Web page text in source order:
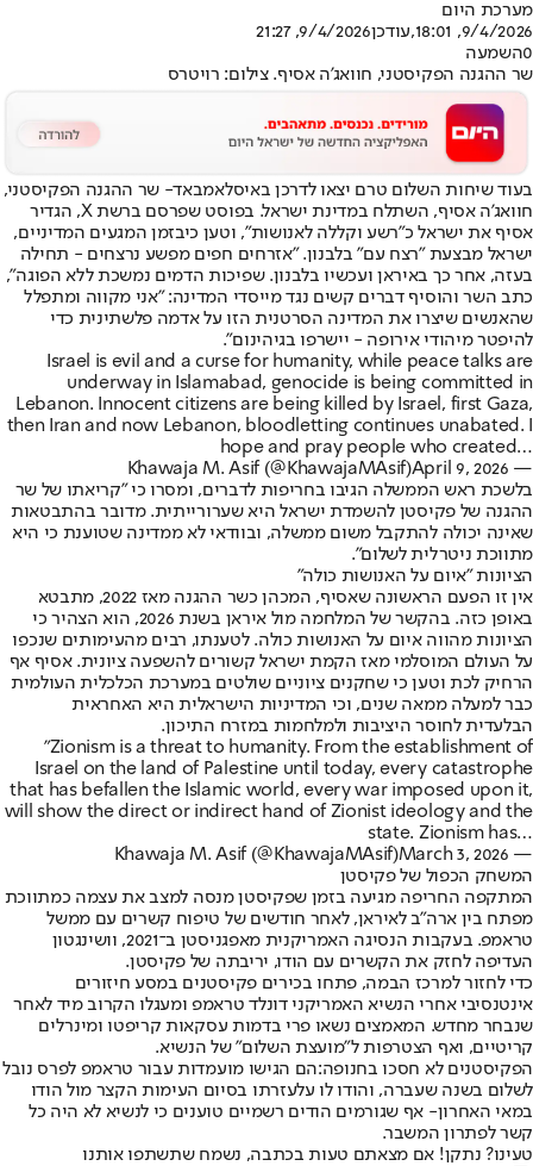
מערכת היום
9/4/2026, 18:01
,עודכן9/4/2026, 21:27
0השמעה
שר ההגנה הפקיסטני, חוואג'ה אסיף. צילום: רויטרס
בעוד שיחות השלום טרם יצאו לדרכן באיסלאמבאד- שר ההגנה הפקיסטני,
חוואג'ה אסיף, השתלח במדינת ישראל. בפוסט שפרסם ברשת X, הגדיר
אסיף את ישראל כ"רשע וקללה לאנושות", וטען כיבזמן המגעים המדיניים,
ישראל מבצעת "רצח עם" בלבנון. "אזרחים חפים מפשע נרצחים - תחילה
בעזה, אחר כך באיראן ועכשיו בלבנון. שפיכות הדמים נמשכת ללא הפוגה",
כתב השר והוסיף דברים קשים נגד מייסדי המדינה: "אני מקווה ומתפלל
שהאנשים שיצרו את המדינה הסרטנית הזו על אדמה פלשתינית כדי
להיפטר מיהודי אירופה - יישרפו בגיהינום".
Israel is evil and a curse for humanity, while peace talks are
underway in Islamabad, genocide is being committed in
Lebanon. Innocent citizens are being killed by Israel, first Gaza,
then Iran and now Lebanon, bloodletting continues unabated. I
hope and pray people who created…
— Khawaja M. Asif (@KhawajaMAsif)
April 9, 2026
בלשכת ראש הממשלה הגיבו בחריפות לדברים, ומסרו כי "קריאתו של שר
ההגנה של פקיסטן להשמדת ישראל היא שערורייתית. מדובר בהתבטאות
שאינה יכולה להתקבל משום ממשלה, ובוודאי לא ממדינה שטוענת כי היא
מתווכת ניטרלית לשלום".
הציונות "איום על האנושות כולה"
אין זו הפעם הראשונה שאסיף, המכהן כשר ההגנה מאז 2022, מתבטא
באופן כזה. בהקשר של המלחמה מול איראן בשנת 2026, הוא הצהיר כי
הציונות מהווה איום על האנושות כולה. לטענתו, רבים מהעימותים שנכפו
על העולם המוסלמי מאז הקמת ישראל קשורים להשפעה ציונית. אסיף אף
הרחיק לכת וטען כי שחקנים ציוניים שולטים במערכת הכלכלית העולמית
כבר למעלה ממאה שנים, וכי המדיניות הישראלית היא האחראית
הבלעדית לחוסר היציבות ולמלחמות במזרח התיכון.
"Zionism is a threat to humanity. From the establishment of
Israel on the land of Palestine until today, every catastrophe
that has befallen the Islamic world, every war imposed upon it,
will show the direct or indirect hand of Zionist ideology and the
state. Zionism has…
— Khawaja M. Asif (@KhawajaMAsif)
March 3, 2026
המשחק הכפול של פקיסטן
המתקפה החריפה מגיעה בזמן שפקיסטן מנסה למצב את עצמה כמתווכת
מפתח בין ארה"ב לאיראן, לאחר חודשים של טיפוח קשרים עם ממשל
טראמפ. בעקבות הנסיגה האמריקנית מאפגניסטן ב־2021, וושינגטון
העדיפה לחזק את הקשרים עם הודו, יריבתה של פקיסטן.
כדי לחזור למרכז הבמה, פתחו בכירים פקיסטנים במסע חיזורים
אינטנסיבי אחרי הנשיא האמריקני דונלד טראמפ ומעגלו הקרוב מיד לאחר
שנבחר מחדש. המאמצים נשאו פרי בדמות עסקאות קריפטו ומינרלים
קריטיים, ואף הצטרפות ל"מועצת השלום" של הנשיא.
הפקיסטנים לא חסכו בחנופה:הם הגישו מועמדות עבור טראמפ לפרס נובל
לשלום בשנה שעברה, והודו לו עלעזרתו בסיום העימות הקצר מול הודו
במאי האחרון- אף שגורמים הודים רשמיים טוענים כי לנשיא לא היה כל
קשר לפתרון המשבר.
טעינו? נתקן! אם מצאתם טעות בכתבה, נשמח שתשתפו אותנו